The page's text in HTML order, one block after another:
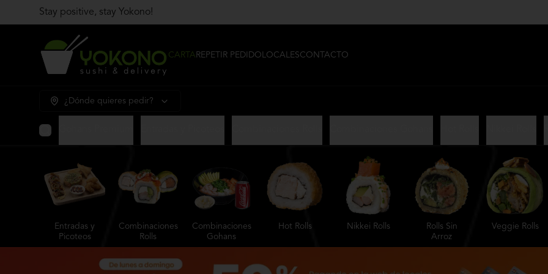
Stay positive, stay Yokono!
CARTA REPETIR PEDIDO LOCALESCONTACTO
¿Dónde quieres pedir?
Entradas y
Picoteos
Combinaciones
Rolls
Combinaciones
Gohans
Hot Rolls Nikkei Rolls
Rolls Sin
Arroz
Veggie Rolls